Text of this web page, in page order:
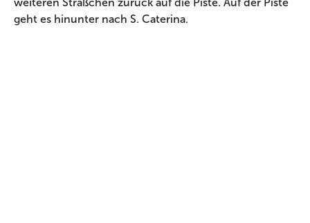
weiteren Sträßchen zurück auf die Piste. Auf der Piste
geht es hinunter nach S. Caterina.